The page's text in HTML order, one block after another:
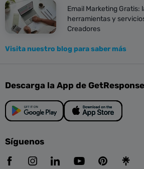
Email Marketing Gratis:
herramientas y
Creadores
Visita nuestro blog para saber más
Descarga la App de GetResponse
Síguenos